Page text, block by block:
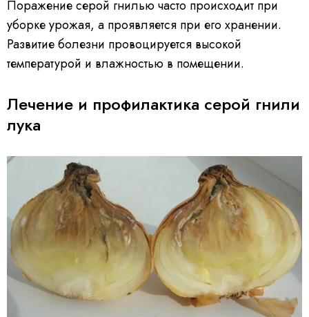
Поражение серой гнилью часто происходит при
уборке урожая, а проявляется при его хранении.
Развитие болезни провоцируется высокой
температурой и влажностью в помещении.
Лечение и профилактика серой гнили
лука